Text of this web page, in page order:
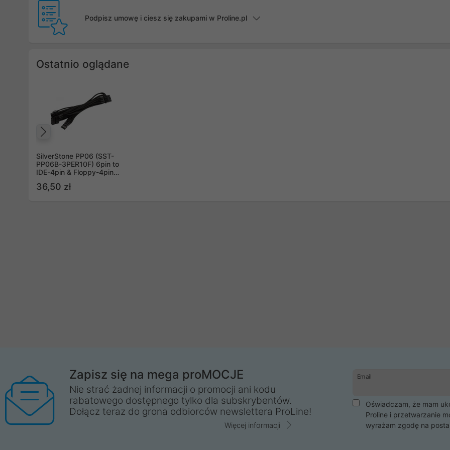
Podpisz umowę i ciesz się zakupami w Proline.pl
Ostatnio oglądane
SilverStone PP06 (SST-
PP06B-3PER10F) 6pin to
IDE-4pin & Floppy-4pin
Individually Sleeved
36,50 zł
Zapisz się na mega proMOCJE
Nie strać żadnej informacji o promocji ani kodu
rabatowego dostępnego tylko dla subskrybentów.
Dołącz teraz do grona odbiorców newslettera ProLine!
Więcej informacji
Email
Oświadczam, że mam
Proline i przetwarzanie
wyrażam zgodę na